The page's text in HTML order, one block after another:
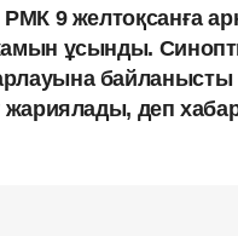
9 желтоқсанға
ұсынды.
байланысты
жариялады, деп